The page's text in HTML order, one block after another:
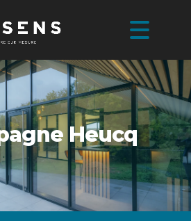
Heucq